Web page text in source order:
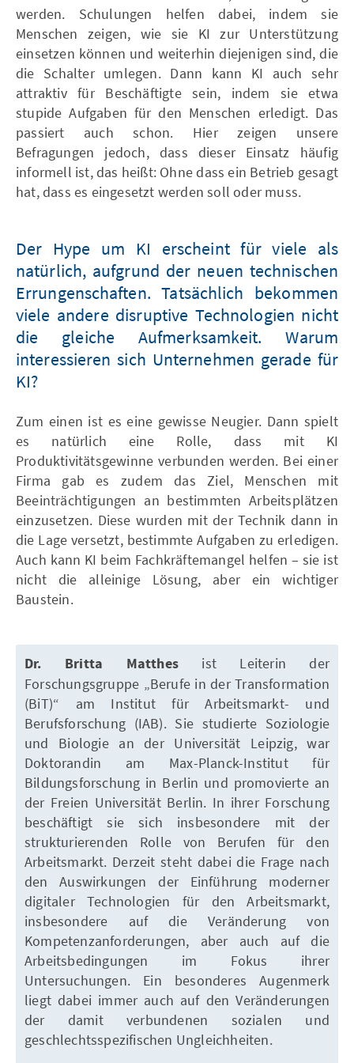
werden. Schulungen helfen dabei, indem sie
Menschen zeigen, wie sie KI zur Unterstützung
einsetzen können und weiterhin diejenigen sind, die
die Schalter umlegen. Dann kann KI auch sehr
attraktiv für Beschäftigte sein, indem sie etwa
stupide Aufgaben für den Menschen erledigt. Das
passiert auch schon. Hier zeigen unsere
Befragungen jedoch, dass dieser Einsatz häufig
informell ist, das heißt: Ohne dass ein Betrieb gesagt
hat, dass es eingesetzt werden soll oder muss.
Der Hype um KI erscheint für viele als
natürlich, aufgrund der neuen technischen
Errungenschaften. Tatsächlich bekommen
viele andere disruptive Technologien nicht
die gleiche Aufmerksamkeit. Warum
interessieren sich Unternehmen gerade für
KI?
Zum einen ist es eine gewisse Neugier. Dann spielt
es natürlich eine Rolle, dass mit KI
Produktivitätsgewinne verbunden werden. Bei einer
Firma gab es zudem das Ziel, Menschen mit
Beeinträchtigungen an bestimmten Arbeitsplätzen
einzusetzen. Diese wurden mit der Technik dann in
die Lage versetzt, bestimmte Aufgaben zu erledigen.
Auch kann KI beim Fachkräftemangel helfen – sie ist
nicht die alleinige Lösung, aber ein wichtiger
Baustein.
Dr. Britta Matthes ist Leiterin der
Forschungsgruppe „Berufe in der Transformation
(BiT)“ am Institut für Arbeitsmarkt- und
Berufsforschung (IAB). Sie studierte Soziologie
und Biologie an der Universität Leipzig, war
Doktorandin am Max-Planck-Institut für
Bildungsforschung in Berlin und promovierte an
der Freien Universität Berlin. In ihrer Forschung
beschäftigt sie sich insbesondere mit der
strukturierenden Rolle von Berufen für den
Arbeitsmarkt. Derzeit steht dabei die Frage nach
den Auswirkungen der Einführung moderner
digitaler Technologien für den Arbeitsmarkt,
insbesondere auf die Veränderung von
Kompetenzanforderungen, aber auch auf die
Arbeitsbedingungen im Fokus ihrer
Untersuchungen. Ein besonderes Augenmerk
liegt dabei immer auch auf den Veränderungen
der damit verbundenen sozialen und
geschlechtsspezifischen Ungleichheiten.